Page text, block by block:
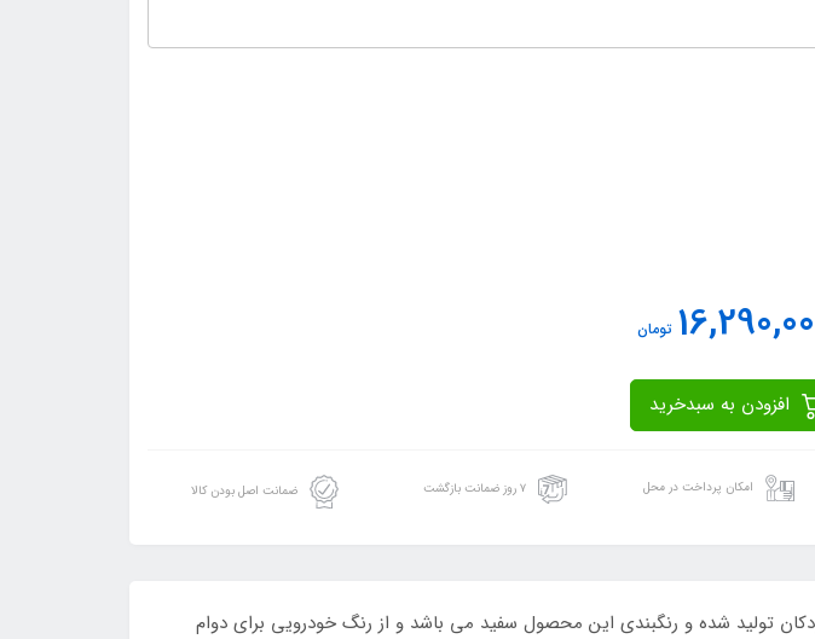
تومان
امکان پرداخت در محل ۷ روز ضمانت بازگشت ضمانت اصل بودن کالا
120 در ارتفاع 100 سانتی متر متناسب با قد کودکان تولید شده و رنگبندی این محصول سفید می باشد و از رنگ خودرویی برای دوام